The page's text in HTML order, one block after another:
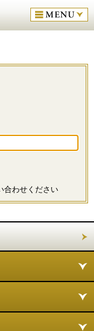
合わせください